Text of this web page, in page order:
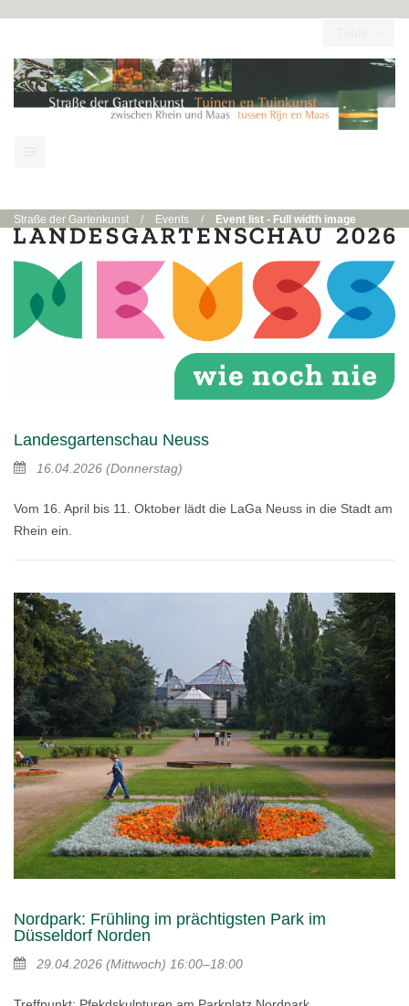
Straße der Gartenkunst / Events / Event list - Full width image
Landesgartenschau Neuss
16.04.2026 (Donnerstag)
Vom 16. April bis 11. Oktober lädt die LaGa Neuss in die Stadt am
Rhein ein.
Nordpark: Frühling im prächtigsten Park im
Düsseldorf Norden
29.04.2026 (Mittwoch) 16:00–18:00